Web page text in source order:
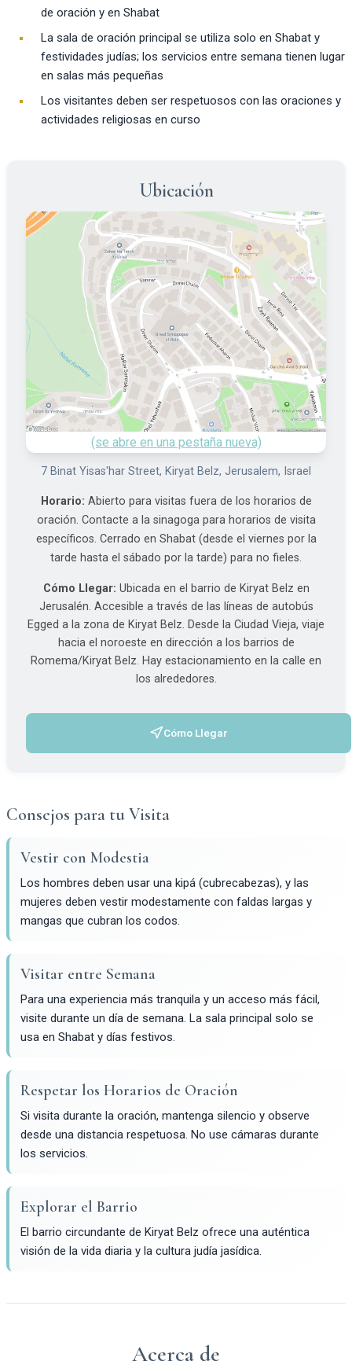
de oración y en Shabat
La sala de oración principal se utiliza solo en Shabat y
festividades judías; los servicios entre semana tienen lugar
en salas más pequeñas
Los visitantes deben ser respetuosos con las oraciones y
actividades religiosas en curso
Ubicación
(se abre en una pestaña nueva)
7 Binat Yisas'har Street, Kiryat Belz, Jerusalem, Israel
Horario: Abierto para visitas fuera de los horarios de
oración. Contacte a la sinagoga para horarios de visita
específicos. Cerrado en Shabat (desde el viernes por la
tarde hasta el sábado por la tarde) para no fieles.
Cómo Llegar: Ubicada en el barrio de Kiryat Belz en
Jerusalén. Accesible a través de las líneas de autobús
Egged a la zona de Kiryat Belz. Desde la Ciudad Vieja, viaje
hacia el noroeste en dirección a los barrios de
Romema/Kiryat Belz. Hay estacionamiento en la calle en
los alrededores.
Cómo Llegar
(se abre en una pestaña nueva)
Consejos para tu Visita
Vestir con Modestia
Los hombres deben usar una kipá (cubrecabezas), y las
mujeres deben vestir modestamente con faldas largas y
mangas que cubran los codos.
Visitar entre Semana
Para una experiencia más tranquila y un acceso más fácil,
visite durante un día de semana. La sala principal solo se
usa en Shabat y días festivos.
Respetar los Horarios de Oración
Si visita durante la oración, mantenga silencio y observe
desde una distancia respetuosa. No use cámaras durante
los servicios.
Explorar el Barrio
El barrio circundante de Kiryat Belz ofrece una auténtica
visión de la vida diaria y la cultura judía jasídica.
Acerca de